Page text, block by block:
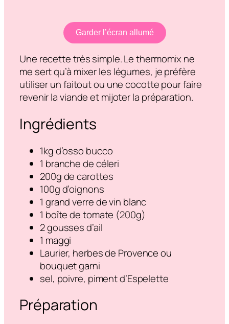
Garder l’écran allumé
Une recette très simple. Le thermomix ne
me sert qu’à mixer les légumes, je préfère
utiliser un faitout ou une cocotte pour faire
revenir la viande et mijoter la préparation.
Ingrédients
1kg d’osso bucco
1 branche de céleri
200g de carottes
100g d’oignons
1 grand verre de vin blanc
1 boîte de tomate (200g)
2 gousses d’ail
1 maggi
Laurier, herbes de Provence ou
bouquet garni
sel, poivre, piment d’Espelette
Préparation